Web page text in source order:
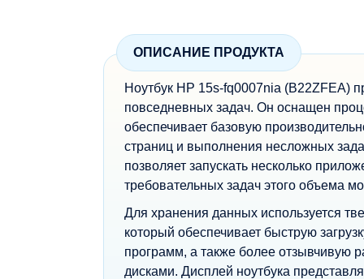
ОПИСАНИЕ ПРОДУКТА
Ноутбук HP 15s-fq0007nia (B22ZFEA)
повседневных задач. Он оснащен
обеспечивает базовую
страниц и выполнения несложных
позволяет запускать несколько
требовательных задач этого объема
Для хранения данных используется
который обеспечивает быструю
программ, а также более отзывчивую
дисками. Дисплей ноутбука